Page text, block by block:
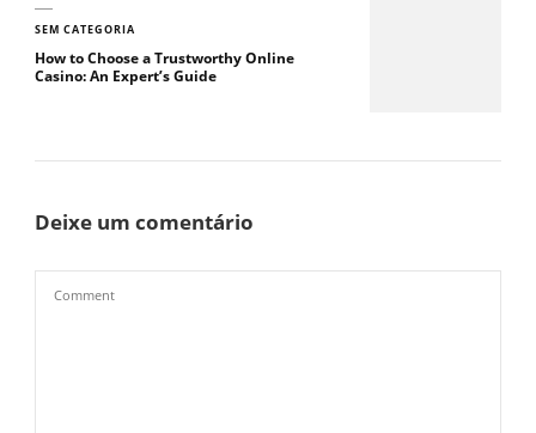
SEM CATEGORIA
How to Choose a Trustworthy Online
Casino: An Expert’s Guide
Deixe um comentário